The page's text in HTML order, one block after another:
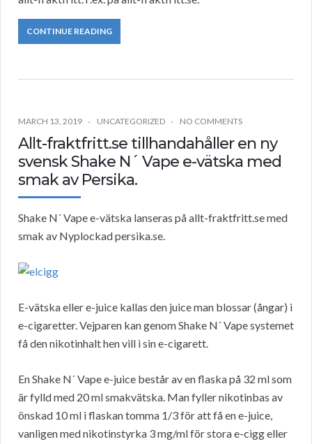
CONTINUE READING
MARCH 13, 2019 UNCATEGORIZED NO COMMENTS
Allt-fraktfritt.se tillhandahåller en ny
svensk Shake N´ Vape e-vätska med
smak av Persika.
Shake N´ Vape e-vätska lanseras på allt-fraktfritt.se med
smak av Nyplockad persika.se.
E-vätska eller e-juice kallas den juice man blossar (ångar) i
e-cigaretter. Vejparen kan genom Shake N´ Vape systemet
få den nikotinhalt hen vill i sin e-cigarett.
En Shake N´ Vape e-juice består av en flaska på 32 ml som
är fylld med 20 ml smakvätska. Man fyller nikotinbas av
önskad 10 ml i flaskan tomma 1/3 för att få en e-juice,
vanligen med nikotinstyrka 3 mg/ml för stora e-cigg eller